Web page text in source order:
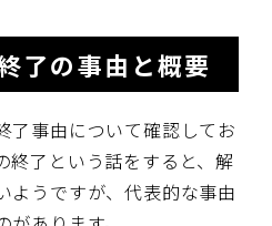
了の事由と概要
了事由について確認してお
終了という話をすると、解
ようですが、代表的な事由